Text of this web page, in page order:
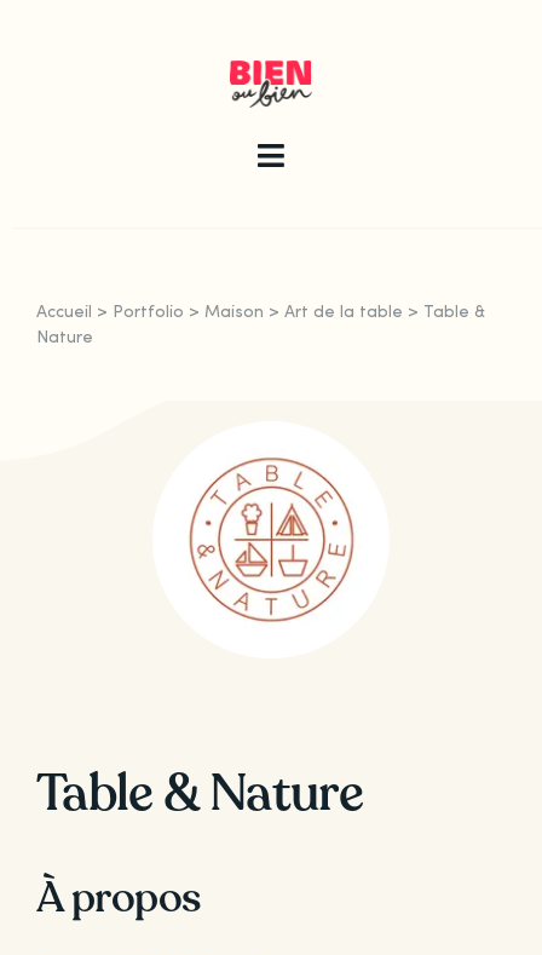
Toggle
Qui sommes-nous ?
Accueil > Portfolio > Maison > Art de la table > Table &
Nature
Table & Nature
À propos